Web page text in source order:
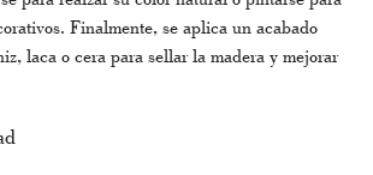
Finalmente, se aplica un acabado
laca o cera para sellar la madera y mejorar